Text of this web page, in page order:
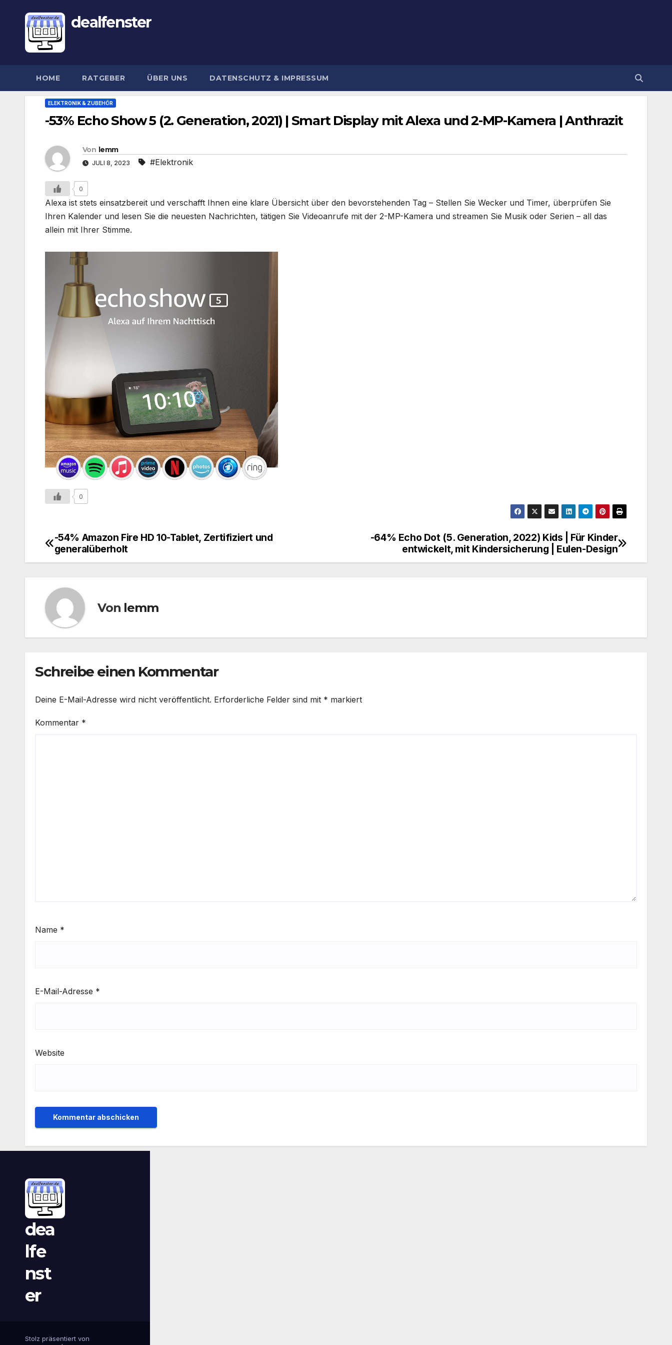
dealfenster
HOME RATGEBER ÜBER UNS DATENSCHUTZ & IMPRESSUM
ELEKTRONIK & ZUBEHÖR
-53% Echo Show 5 (2. Generation, 2021) | Smart Display mit Alexa und 2-MP-Kamera | Anthrazit
Von lemm
JULI 8, 2023 #Elektronik
0
Alexa ist stets einsatzbereit und verschafft Ihnen eine klare Übersicht über den bevorstehenden Tag – Stellen Sie Wecker und Timer, überprüfen Sie
Ihren Kalender und lesen Sie die neuesten Nachrichten, tätigen Sie Videoanrufe mit der 2-MP-Kamera und streamen Sie Musik oder Serien – all das
allein mit Ihrer Stimme.
0
-64% Echo Dot (5. Generation, 2022) Kids | Für Kinder
entwickelt, mit Kindersicherung | Eulen-Design
-54% Amazon Fire HD 10-Tablet, Zertifiziert und
generalüberholt
Von lemm
Schreibe einen Kommentar
Deine E-Mail-Adresse wird nicht veröffentlicht. Erforderliche Felder sind mit * markiert
Kommentar *
Name *
E-Mail-Adresse *
Website
dea
lfe
nst
er
Stolz präsentiert von